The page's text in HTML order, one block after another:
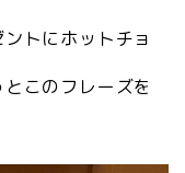
トにホットチョ
このフレーズを